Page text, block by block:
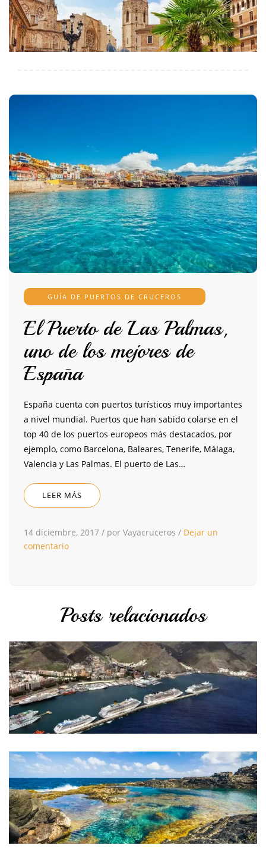
GUÍA DE PUERTOS DE CRUCEROS
El Puerto de Las Palmas,
uno de los mejores de
España
España cuenta con puertos turísticos muy importantes
a nivel mundial. Puertos que han sabido colarse en el
top 40 de los puertos europeos más destacados, por
ejemplo, como Barcelona, Baleares, Tenerife, Málaga,
Valencia y Las Palmas. El puerto de Las…
LEER MÁS
14 diciembre, 2017 / por Vayacruceros / Dejar un
comentario
Posts relacionados